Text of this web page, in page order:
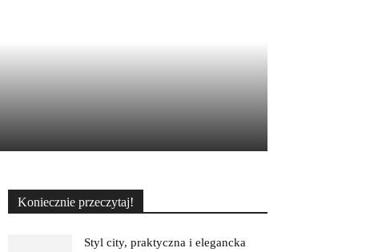
Koniecznie przeczytaj!
Styl city, praktyczna i elegancka